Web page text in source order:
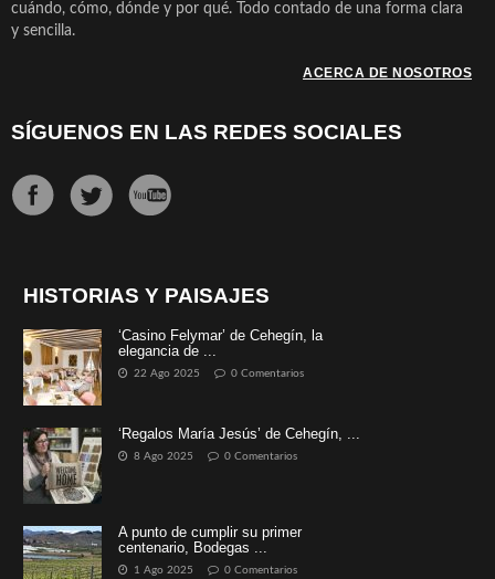
cuándo, cómo, dónde y por qué. Todo contado de una forma clara
y sencilla.
ACERCA DE NOSOTROS
SÍGUENOS EN LAS REDES SOCIALES
HISTORIAS Y PAISAJES
‘Casino Felymar’ de Cehegín, la
elegancia de ...
22 Ago 2025 0 Comentarios
‘Regalos María Jesús’ de Cehegín, ...
8 Ago 2025 0 Comentarios
A punto de cumplir su primer
centenario, Bodegas ...
1 Ago 2025 0 Comentarios